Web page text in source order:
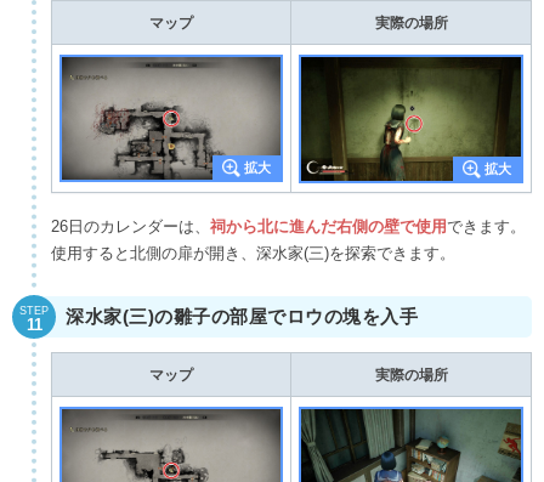
マップ 実際の場所
26日のカレンダーは、 祠から北に進んだ右側の壁で使用できます。
使用すると北側の扉が開き、深水家(三)を探索できます。
STEP
11 深水家(三)の雛子の部屋でロウの塊を入手
マップ 実際の場所